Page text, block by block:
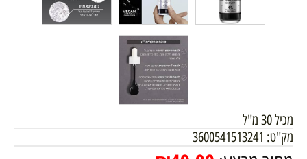
מכיל 30 מ"ל
מק"ט: 3600541513241